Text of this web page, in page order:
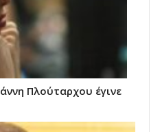
Πλούταρχου έγινε